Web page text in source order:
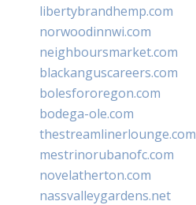
libertybrandhemp.com
norwoodinnwi.com
neighboursmarket.com
blackanguscareers.com
bolesfororegon.com
bodega-ole.com
thestreamlinerlounge.com
mestrinorubanofc.com
novelatherton.com
nassvalleygardens.net